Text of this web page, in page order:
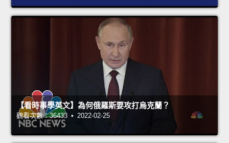
【看時事學英文】為何俄羅斯要攻打烏克蘭？
觀看次數：36433 • 2022-02-25